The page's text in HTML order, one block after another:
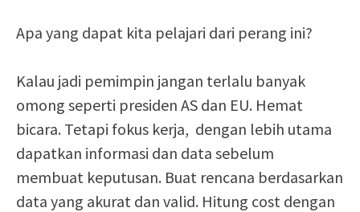
Apa yang dapat kita pelajari dari perang ini?
Kalau jadi pemimpin jangan terlalu banyak
omong seperti presiden AS dan EU. Hemat
bicara. Tetapi fokus kerja, dengan lebih utama
dapatkan informasi dan data sebelum
membuat keputusan. Buat rencana berdasarkan
data yang akurat dan valid. Hitung cost dengan